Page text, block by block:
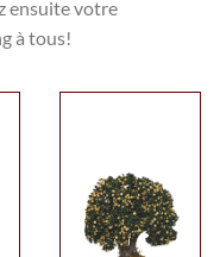
ensuite votre
à tous!